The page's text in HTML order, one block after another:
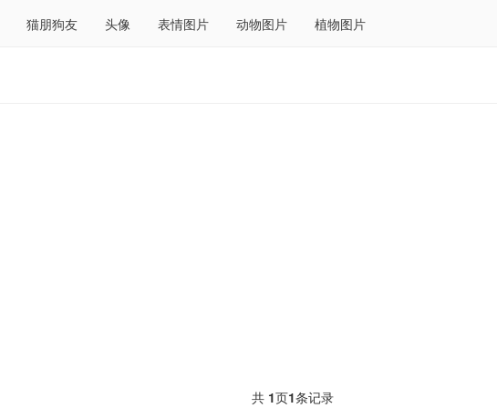
猫朋狗友 头像 表情图片 动物图片 植物图片
共 1页1条记录